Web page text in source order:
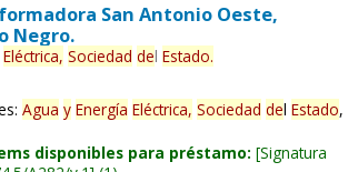
San Antonio Oeste,
Negro.
Eléctrica, Sociedad del Estado.
Agua y Energía Eléctrica, Sociedad del Estado,
disponibles para préstamo: Signatura